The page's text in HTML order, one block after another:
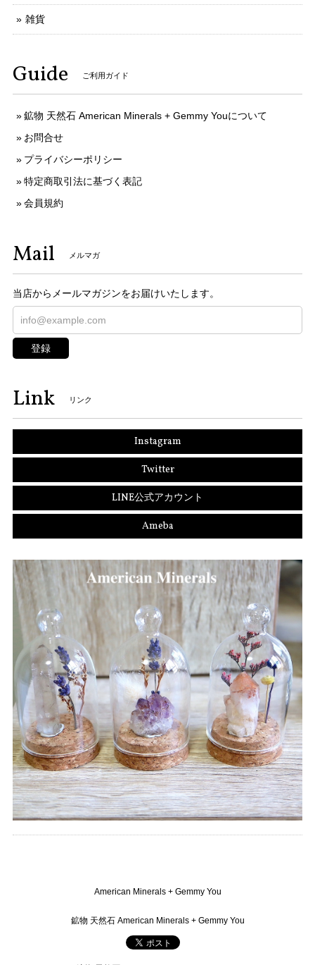
雑貨
Guide ご利用ガイド
鉱物 天然石 American Minerals + Gemmy Youについて
お問合せ
プライバシーポリシー
特定商取引法に基づく表記
会員規約
Mail メルマガ
当店からメールマガジンをお届けいたします。
登録
Link リンク
Instagram
Twitter
LINE公式アカウント
Ameba
American Minerals + Gemmy You
鉱物 天然石 American Minerals + Gemmy You